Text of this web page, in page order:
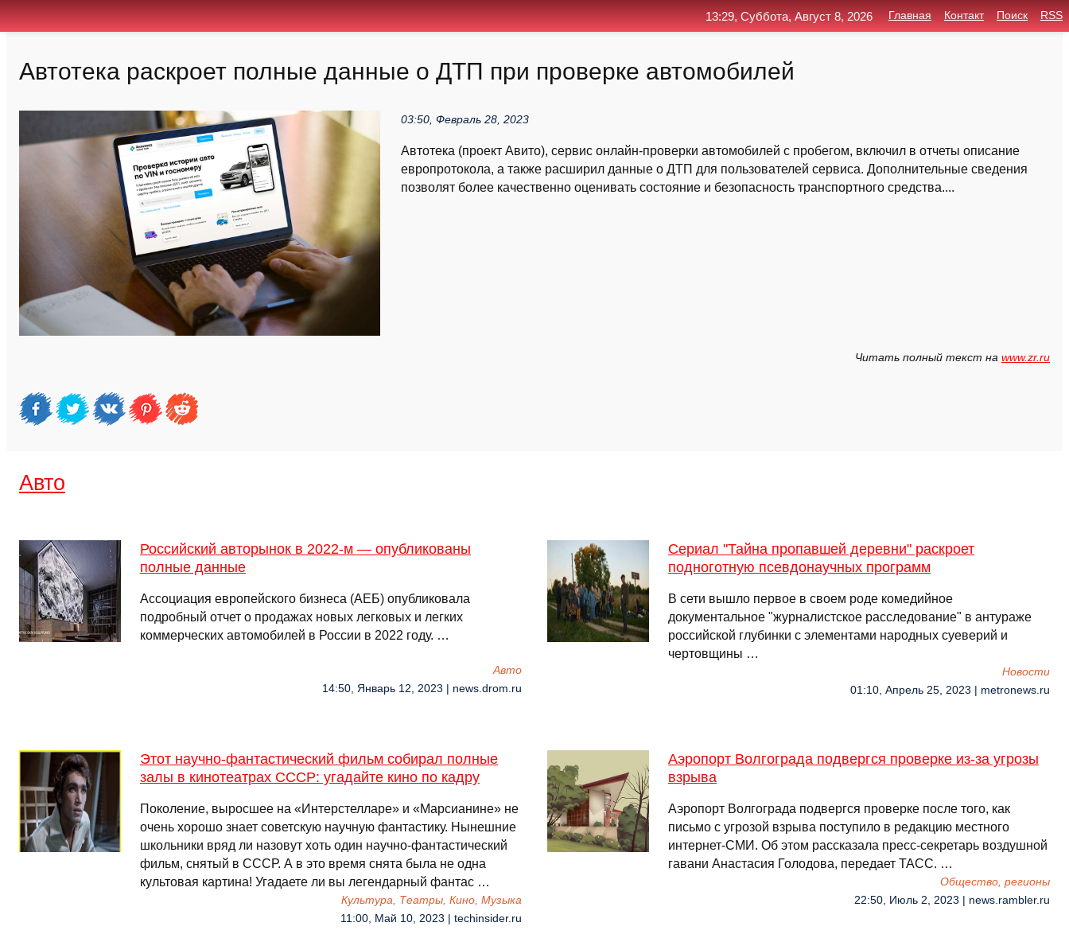
Автотека раскроет полные данные о ДТП при проверке автомобилей
03:50, Февраль 28, 2023
Автотека (проект Авито), сервис онлайн-проверки автомобилей с пробегом, включил в отчеты описание
европротокола, а также расширил данные о ДТП для пользователей сервиса. Дополнительные сведения
позволят более качественно оценивать состояние и безопасность транспортного средства....
Читать полный текст на www.zr.ru
Авто
Российский авторынок в 2022-м — опубликованы
полные данные
Ассоциация европейского бизнеса (АЕБ) опубликовала
подробный отчет о продажах новых легковых и легких
коммерческих автомобилей в России в 2022 году. …
Авто
14:50, Январь 12, 2023 | news.drom.ru
Сериал "Тайна пропавшей деревни" раскроет
подноготную псевдонаучных программ
В сети вышло первое в своем роде комедийное
документальное "журналистское расследование" в антураже
российской глубинки с элементами народных суеверий и
чертовщины …
Новости
01:10, Апрель 25, 2023 | metronews.ru
Этот научно-фантастический фильм собирал полные
залы в кинотеатрах СССР: угадайте кино по кадру
Поколение, выросшее на «Интерстелларе» и «Марсианине» не
очень хорошо знает советскую научную фантастику. Нынешние
школьники вряд ли назовут хоть один научно-фантастический
фильм, снятый в СССР. А в это время снята была не одна
культовая картина! Угадаете ли вы легендарный фантас …
Культура, Театры, Кино, Музыка
11:00, Май 10, 2023 | techinsider.ru
Аэропорт Волгограда подвергся проверке из-за угрозы
взрыва
Аэропорт Волгограда подвергся проверке после того, как
письмо с угрозой взрыва поступило в редакцию местного
интернет-СМИ. Об этом рассказала пресс-секретарь воздушной
гавани Анастасия Голодова, передает ТАСС. …
Общество, регионы
22:50, Июль 2, 2023 | news.rambler.ru
13:29, Суббота, Август 8, 2026 Главная Контакт Поиск RSS